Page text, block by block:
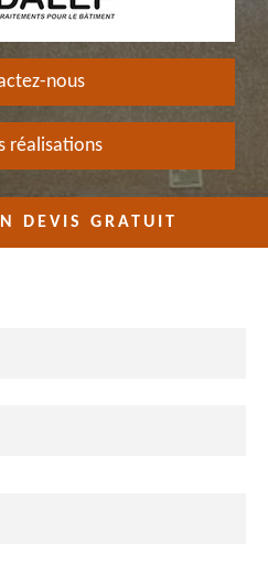
nous
réalisations
DEVIS GRATUIT